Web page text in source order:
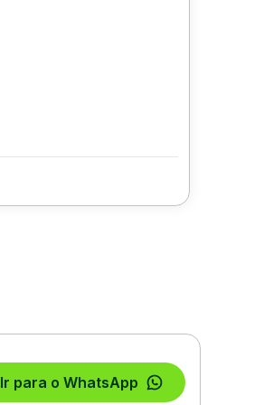
Ir para o WhatsApp